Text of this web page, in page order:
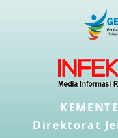
Direktorat